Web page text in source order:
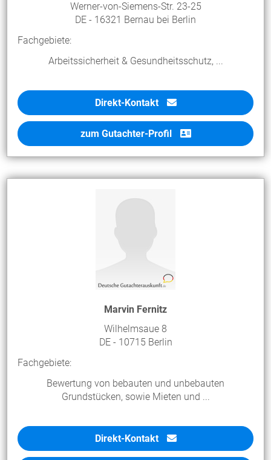
Werner-von-Siemens-Str. 23-25
DE - 16321 Bernau bei Berlin
Fachgebiete:
Arbeitssicherheit & Gesundheitsschutz, ...
Direkt-Kontakt
zum Gutachter-Profil
Marvin Fernitz
Wilhelmsaue 8
DE - 10715 Berlin
Fachgebiete:
Bewertung von bebauten und unbebauten
Grundstücken, sowie Mieten und ...
Direkt-Kontakt